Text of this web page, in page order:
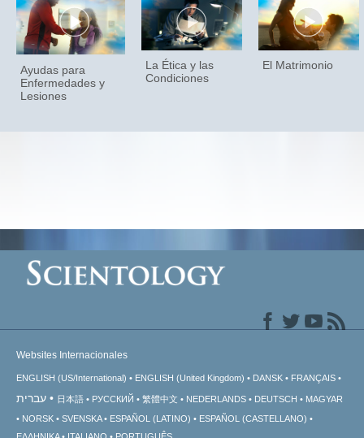
Ayudas para
Enfermedades y
Lesiones
La Ética y las
Condiciones
El Matrimonio
Websites Internacionales
ENGLISH (US/International) ENGLISH (United Kingdom) DANSK FRANÇAIS
עברית 日本語 РУССКИЙ 繁體中文 NEDERLANDS DEUTSCH
MAGYAR
NORSK
SVENSKA ESPAÑOL (LATINO)
ESPAÑOL (CASTELLANO)